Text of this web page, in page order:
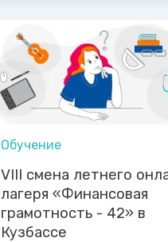
Обучение
VIII смена летнего
лагеря «Финансовая
грамотность - 42» в
Кузбассе